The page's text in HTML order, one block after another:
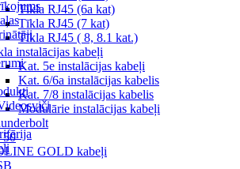
Tīkla RJ45 (6a kat)
Tīkla RJ45 (7 kat)
Tīkla RJ45 ( 8, 8.1 kat.)
instalācijas kabeļi
Kat. 5e instalācijas kabeļi
Kat. 6/6a instalācijas kabelis
Kat. 7/8 instalācijas kabelis
Modulārie instalācijas kabeļi
50
GOLD kabeļi